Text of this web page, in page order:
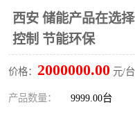
西安 储能产品在选
控制 节能环保
价格： 2000000.00 元/
产品数量： 9999.00台